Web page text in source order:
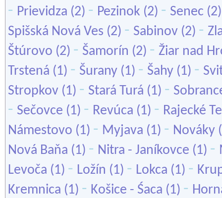
- Prievidza (2) - Pezinok (2) - Senec
Spišská Nová Ves (2) - Sabinov (2) -
Štúrovo (2) - Šamorín (2) - Žiar nad
Trstená (1) - Šurany (1) - Šahy (1) -
Stropkov (1) - Stará Turá (1) -
- Sečovce (1) - Revúca (1) - Rajecké
Námestovo (1) - Myjava (1) - Nováky
Nová Baňa (1) - Nitra - Janíkovce (1) -
Levoča (1) - Ložín (1) - Lokca (1) -
Kremnica (1) - Košice - Śaca (1) -